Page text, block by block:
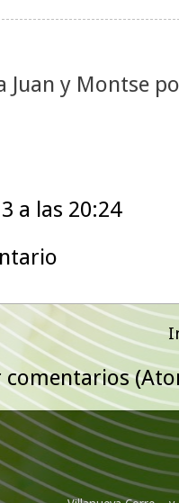
Juan y Montse
a las 20:24
comentarios